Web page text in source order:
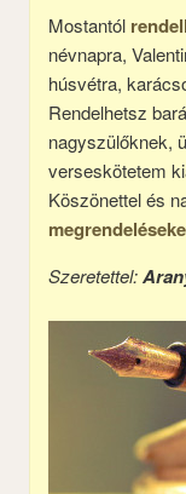
Mostantól
névnapra,
húsvétra,
Rendelhetsz
nagyszülőknek,
verseskötetem
Köszönettel és
Szeretettel: